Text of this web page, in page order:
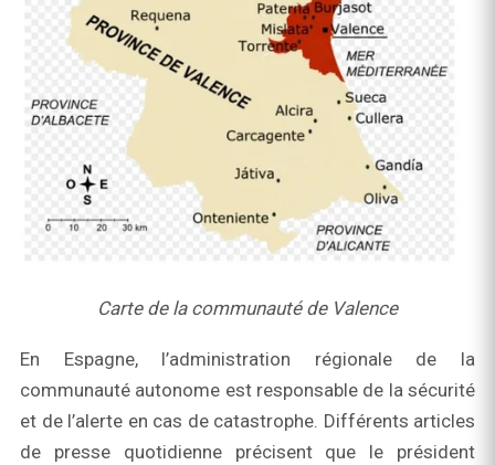
Carte de la communauté de Valence
En Espagne, l’administration régionale de la
communauté autonome est responsable de la sécurité
et de l’alerte en cas de catastrophe. Différents articles
de presse quotidienne précisent que le président